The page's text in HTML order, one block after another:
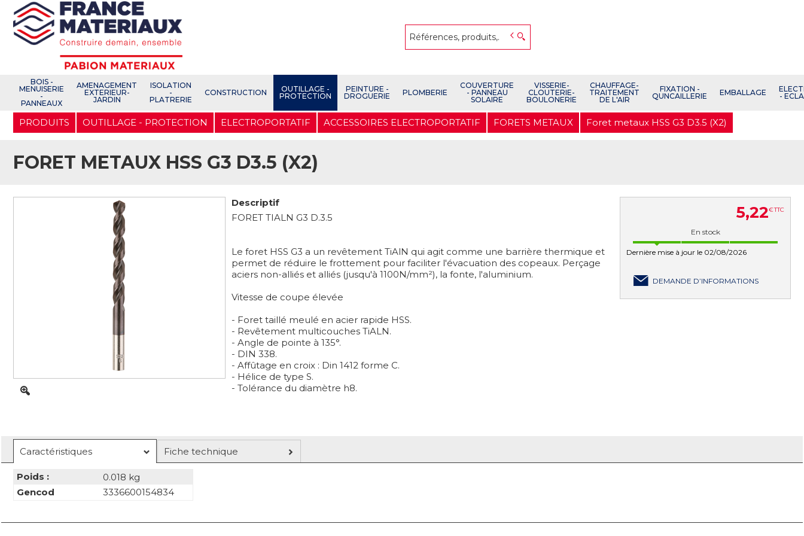
Aller
contenu
BOIS -
MENUISERIE
-
PANNEAUX
AMENAGEMENT
EXTERIEUR-
JARDIN
ISOLATION
-
PLATRERIE
CONSTRUCTION
OUTILLAGE -
PROTECTION
PEINTURE -
DROGUERIE
PLOMBERIE
COUVERTURE
- PANNEAU
SOLAIRE
VISSERIE-
CLOUTERIE-
BOULONERIE
CHAUFFAGE-
TRAITEMENT
DE L'AIR
FIXATION -
QUNCAILLERIE
EMBALLAGE
-
PRODUITS OUTILLAGE - PROTECTION ELECTROPORTATIF ACCESSOIRES ELECTROPORTATIF FORETS METAUX Foret metaux HSS G3 D3.5 (X2)
FORET METAUX HSS G3 D3.5 (X2)
Descriptif
FORET TIALN G3 D.3.5
Le foret HSS G3 a un revêtement TiAlN qui agit comme une barrière thermique et
permet de réduire le frottement pour faciliter l'évacuation des copeaux. Perçage
aciers non-alliés et alliés (jusqu'à 1100N/mm²), la fonte, l'aluminium.
Vitesse de coupe élevée
- Foret taillé meulé en acier rapide HSS.
- Revêtement multicouches TiALN.
- Angle de pointe à 135°.
- DIN 338.
- Affûtage en croix : Din 1412 forme C.
- Hélice de type S.
- Tolérance du diamètre h8.
5,22€TTC
En stock
Dernière mise à jour le 02/08/2026
DEMANDE D’INFORMATIONS
Caractéristiques Fiche technique
Poids :
0.018 kg
Gencod
3336600154834